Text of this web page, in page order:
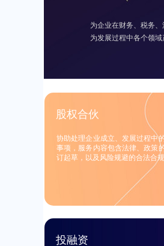
为企业在财务、税务
为发展过程中各个领
股权合伙
协助处理企业成立、发展过程中
事项，服务内容包含法律、政策
订起草，以及风险规避的合法合规
投融资